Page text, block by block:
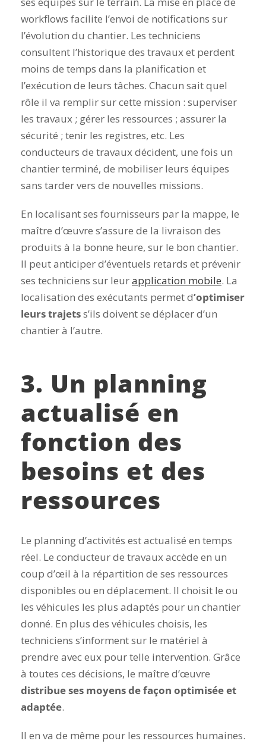
workflows facilite l’envoi de notifications sur
l’évolution du chantier. Les techniciens
consultent l’historique des travaux et perdent
moins de temps dans la planification et
l’exécution de leurs tâches. Chacun sait quel
rôle il va remplir sur cette mission : superviser
les travaux ; gérer les ressources ; assurer la
sécurité ; tenir les registres, etc. Les
conducteurs de travaux décident, une fois un
chantier terminé, de mobiliser leurs équipes
sans tarder vers de nouvelles missions.
En localisant ses fournisseurs par la mappe, le
maître d’œuvre s’assure de la livraison des
produits à la bonne heure, sur le bon chantier.
Il peut anticiper d’éventuels retards et prévenir
ses techniciens sur leurapplication mobile. La
localisation des exécutants permet d’optimiser
leurs trajetss’ils doivent se déplacer d’un
chantier à l’autre.
3. Un planning
actualisé en
fonction des
besoins et des
ressources
Le planning d’activités est actualisé en temps
réel. Le conducteur de travaux accède en un
coup d’œil à la répartition de ses ressources
disponibles ou en déplacement. Il choisit le ou
les véhicules les plus adaptés pour un chantier
donné. En plus des véhicules choisis, les
techniciens s’informent sur le matériel à
prendre avec eux pour telle intervention. Grâce
à toutes ces décisions, le maître d’œuvre
distribue ses moyens de façon optimisée et
adaptée.
Il en va de même pour les ressources humaines.